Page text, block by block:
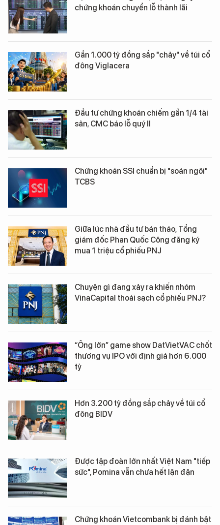
chứng khoán chuyển lỗ thành lãi
Gần 1.000 tỷ đồng sắp "chảy" về túi cổ
đông Viglacera
Đầu tư chứng khoán chiếm gần 1/4 tài
sản, CMC báo lỗ quý II
Chứng khoán SSI chuẩn bị "soán ngôi"
TCBS
Giữa lúc nhà đầu tư bán tháo, Tổng
giám đốc Phan Quốc Công đăng ký
mua 1 triệu cổ phiếu PNJ
Chuyện gì đang xảy ra khiến nhóm
VinaCapital thoái sạch cổ phiếu PNJ?
“Ông lớn” game show DatVietVAC chốt
thương vụ IPO với định giá hơn 6.000
tỷ
Hơn 3.200 tỷ đồng sắp chảy về túi cổ
đông BIDV
Được tập đoàn lớn nhất Việt Nam "tiếp
sức", Pomina vẫn chưa hết lận đận
Chứng khoán Vietcombank bị đánh bật